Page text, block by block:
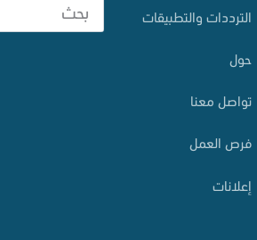
الترددات والتطبيقات
حول
تواصل معنا
فرص العمل
إعلانات